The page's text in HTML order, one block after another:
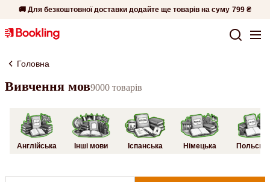
🚚 Для безкоштовної доставки додайте ще товарів на суму 799 ₴
Головна
Вивчення мов9000 товарів
Англійська Інші мови Іспанська Німецька